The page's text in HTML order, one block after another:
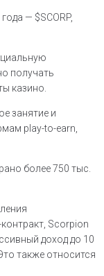
— $SCORP,
получать
казино.
занятие и
play-to-earn,
более 750 тыс.
Scorpion
доход до 10
также относится